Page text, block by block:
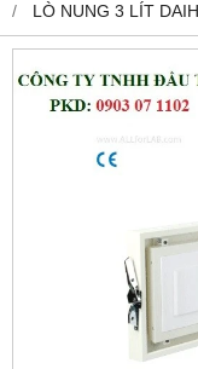
LÒ NUNG 3 LÍT